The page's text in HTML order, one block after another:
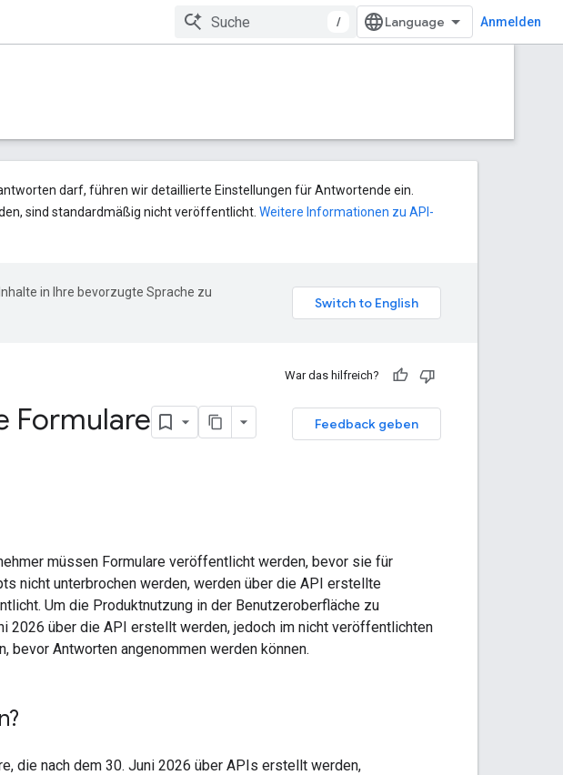
/ Anmelden
darf, führen wir detaillierte Einstellungen für Antwortende ein.
sind standardmäßig nicht veröffentlicht. Weitere Informationen zu API-
in Ihre bevorzugte Sprache zu
War das hilfreich?
Feedback geben
Formulare
müssen Formulare veröffentlicht werden, bevor sie für
nicht unterbrochen werden, werden über die API erstellte
Um die Produktnutzung in der Benutzeroberfläche zu
2026 über die API erstellt werden, jedoch im nicht veröffentlichten
bevor Antworten angenommen werden können.
die nach dem 30. Juni 2026 über APIs erstellt werden,